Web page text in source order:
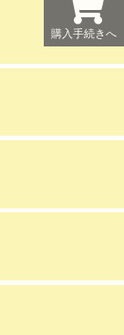
購入手続きへ